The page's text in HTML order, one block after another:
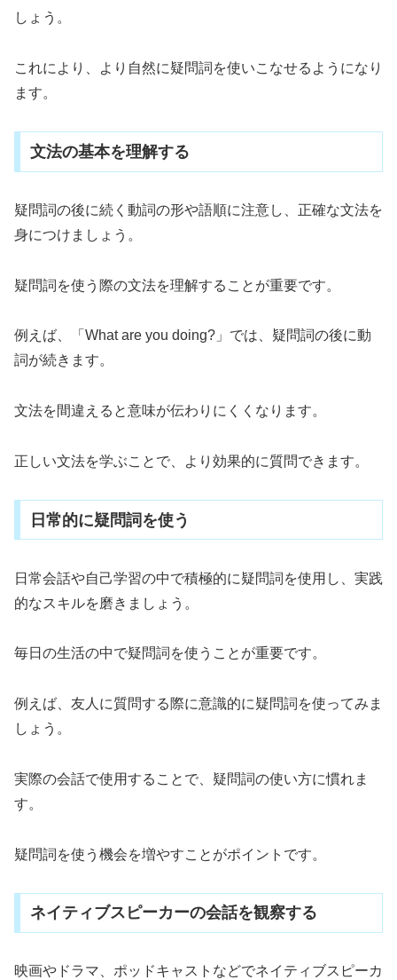
しょう。
これにより、より自然に疑問詞を使いこなせるようになり
ます。
文法の基本を理解する
疑問詞の後に続く動詞の形や語順に注意し、正確な文法を
身につけましょう。
疑問詞を使う際の文法を理解することが重要です。
例えば、「What are you doing?」では、疑問詞の後に動
詞が続きます。
文法を間違えると意味が伝わりにくくなります。
正しい文法を学ぶことで、より効果的に質問できます。
日常的に疑問詞を使う
日常会話や自己学習の中で積極的に疑問詞を使用し、実践
的なスキルを磨きましょう。
毎日の生活の中で疑問詞を使うことが重要です。
例えば、友人に質問する際に意識的に疑問詞を使ってみま
しょう。
実際の会話で使用することで、疑問詞の使い方に慣れま
す。
疑問詞を使う機会を増やすことがポイントです。
ネイティブスピーカーの会話を観察する
映画やドラマ、ポッドキャストなどでネイティブスピーカ